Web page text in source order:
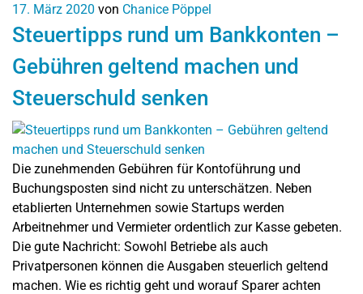
17. März 2020 von Chanice Pöppel
Steuertipps rund um Bankkonten –
Gebühren geltend machen und
Steuerschuld senken
Die zunehmenden Gebühren für Kontoführung und
Buchungsposten sind nicht zu unterschätzen. Neben
etablierten Unternehmen sowie Startups werden
Arbeitnehmer und Vermieter ordentlich zur Kasse gebeten.
Die gute Nachricht: Sowohl Betriebe als auch
Privatpersonen können die Ausgaben steuerlich geltend
machen. Wie es richtig geht und worauf Sparer achten